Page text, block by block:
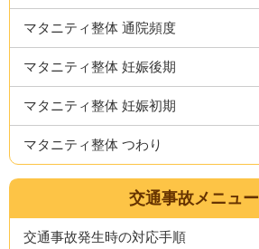
マタニティ整体 通院頻度
マタニティ整体 妊娠後期
マタニティ整体 妊娠初期
マタニティ整体 つわり
交通事故メニュー
交通事故発生時の対応手順